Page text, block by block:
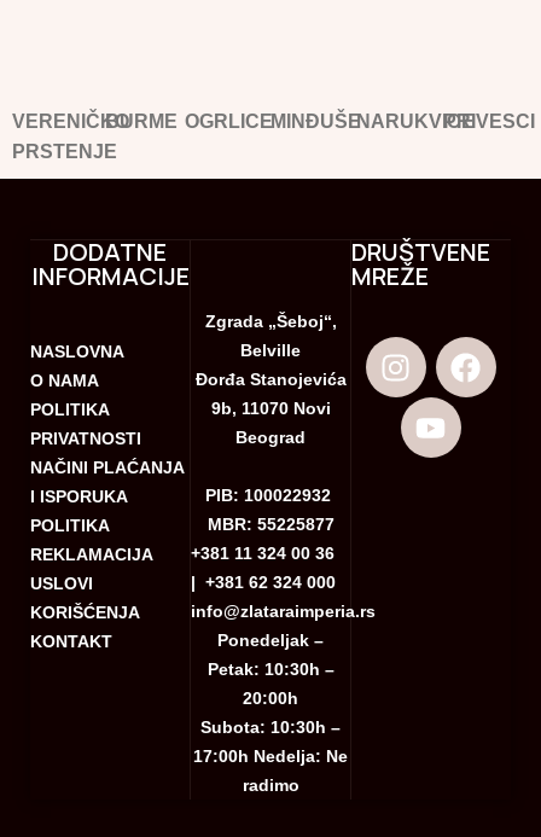
VERENIČKO
PRSTENJE
BURME OGRLICEMINĐUŠENARUKVICEPRIVESCI
DODATNE
INFORMACIJE
NASLOVNA
O NAMA
POLITIKA
PRIVATNOSTI
NAČINI PLAĆANJA
I ISPORUKA
POLITIKA
REKLAMACIJA
USLOVI
KORIŠĆENJA
KONTAKT
Zgrada „Šeboj“,
Belville
Đorđa Stanojevića
9b, 11070 Novi
Beograd
PIB: 100022932
MBR: 55225877
+381 11 324 00 36
|+381 62 324 000
info@zlataraimperia.rs
Ponedeljak –
Petak: 10:30h –
20:00h
Subota: 10:30h –
17:00h Nedelja: Ne
radimo
DRUŠTVENE
MREŽE